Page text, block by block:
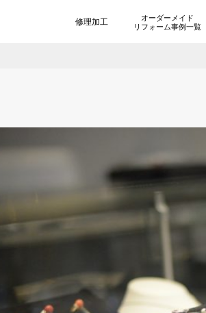
オーダーメイド
リフォーム事例一覧
修理加工